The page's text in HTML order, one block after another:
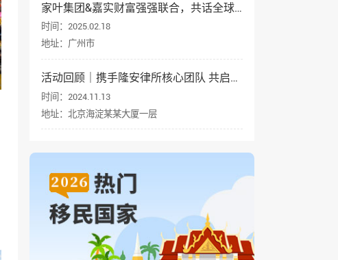
家叶集团&嘉实财富强强联合，共话全球资产配置与身份规划
时间：2025.02.18
地址：广州市
活动回顾｜携手隆安律所核心团队 共启企业出海新征程
时间：2024.11.13
地址：北京海淀某某大厦一层